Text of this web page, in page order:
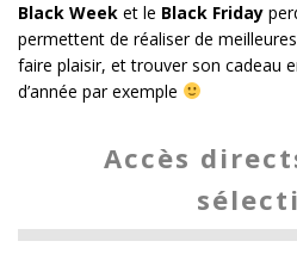
Black Week et le Black Friday
permettent de réaliser de
faire plaisir, et trouver son cadeau
d’année par exemple
Accès